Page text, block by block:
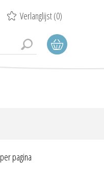
Verlanglijst(0)
per pagina